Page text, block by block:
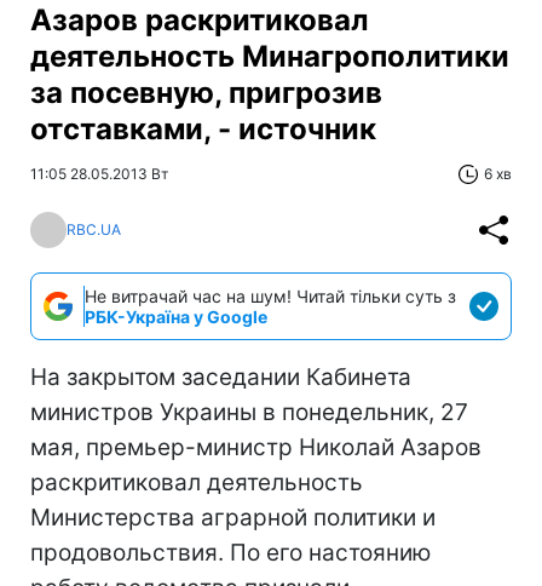
Азаров раскритиковал
деятельность Минагрополитики
за посевную, пригрозив
отставками, - источник
11:05 28.05.2013 Вт 6 хв
RBC.UA
Не витрачай час на шум! Читай тільки суть з
РБК-Україна у Google
На закрытом заседании Кабинета
министров Украины в понедельник, 27
мая, премьер-министр Николай Азаров
раскритиковал деятельность
Министерства аграрной политики и
продовольствия. По его настоянию